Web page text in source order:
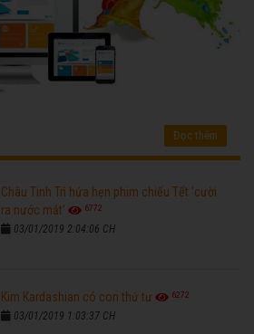
Đọc thêm
Châu Tinh Trì hứa hẹn phim chiếu Tết 'cười
ra nước mắt'
6772
03/01/2019 2:04:06 CH
Kim Kardashian có con thứ tư 6272
03/01/2019 1:03:37 CH